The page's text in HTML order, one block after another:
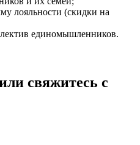
лояльности (скидки на
единомышленников.
свяжитесь с